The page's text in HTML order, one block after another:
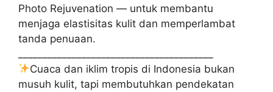
Photo Rejuvenation — untuk membantu
menjaga elastisitas kulit dan memperlambat
tanda penuaan.
Cuaca dan iklim tropis di Indonesia bukan
musuh kulit, tapi membutuhkan pendekatan